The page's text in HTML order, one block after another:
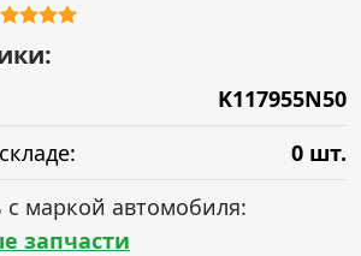
K117955N50
0 шт.
с маркой автомобиля:
запчасти